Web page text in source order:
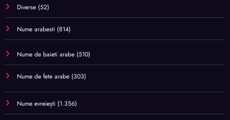
Diverse (52)
Nume arabesti (814)
Nume de baieti arabe (510)
Nume de fete arabe (303)
Nume evreiești (1.356)